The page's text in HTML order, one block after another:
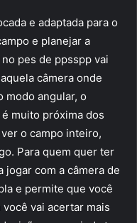
e adaptada para o
e planejar a
pes de ppsspp vai
câmera onde
modo angular, o
muito próxima dos
o campo inteiro,
Para quem quer ter
jogar com a câmera de
e permite que você
vai acertar mais